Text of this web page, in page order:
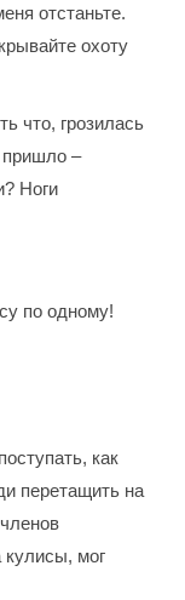
отстаньте.
охоту
что, грозилась
пришло –
Ноги
по одному!
как
перетащить на
кулисы, мог